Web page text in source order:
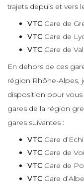
trajets depuis et vers
VTC Gare de
VTC Gare de
VTC Gare de
En dehors de ces
région Rhône-Alpes,
disposition pour
gares de la région
gares suivantes :
VTC Gare
VTC Gare de
VTC Gare de
VTC Gare